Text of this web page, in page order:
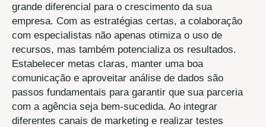
grande diferencial para o crescimento da sua
empresa. Com as estratégias certas, a colaboração
com especialistas não apenas otimiza o uso de
recursos, mas também potencializa os resultados.
Estabelecer metas claras, manter uma boa
comunicação e aproveitar análise de dados são
passos fundamentais para garantir que sua parceria
com a agência seja bem-sucedida. Ao integrar
diferentes canais de marketing e realizar testes